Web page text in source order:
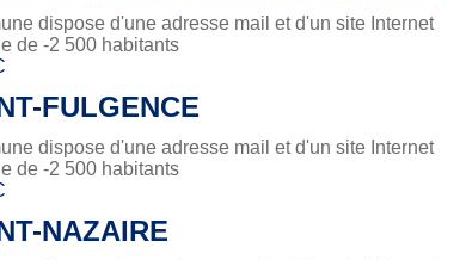
dispose d'une adresse mail et d'un site Internet
de -2 500 habitants
FULGENCE
dispose d'une adresse mail et d'un site Internet
de -2 500 habitants
NAZAIRE